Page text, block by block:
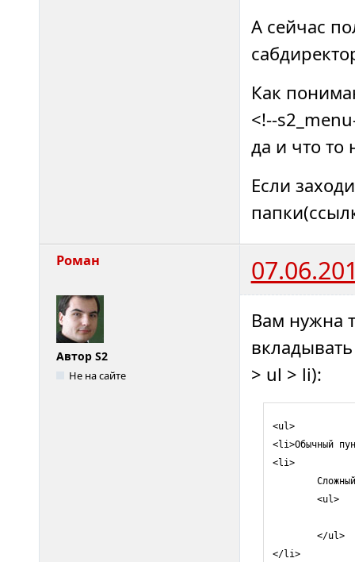
А сейчас
Как
<!--
да и что то
Если
Роман
Автор S2
Не на сайте
Вам нужна
> ul > li):
<ul>
<li>Обычный
<li>
        <ul>
        </ul>
</li>